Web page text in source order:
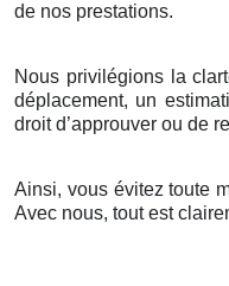
de nos prestations.
Nous privilégions la
déplacement, un
droit d’approuver ou de
Ainsi, vous évitez toute
Avec nous, tout est